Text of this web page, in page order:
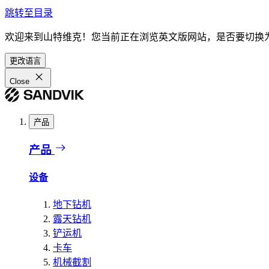
跳转至目录
欢迎来到山特维克！您当前正在浏览英文版网站，是否要切换
更改语言
Close
产品
产品
设备
地下钻机
露天钻机
铲运机
卡车
机械截割